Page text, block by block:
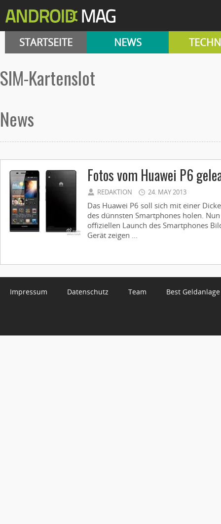
STARTSEITE NEWS
SIM-Kartenslot
News
Fotos vom Huawei P6
REDAKTION 24. MAY 2013
Das Huawei P6 soll sich mit einer
des dünnsten Smartphones holen.
offiziellen Launch des Smartphones
Gerät zeigen ...
Impressum Datenschutz Team Best Geldanlage